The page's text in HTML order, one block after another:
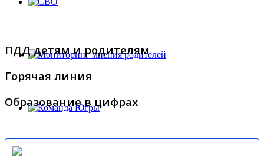
ПДД детям и родителям
Горячая линия
Образование в цифрах